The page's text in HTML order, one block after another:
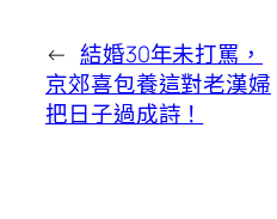
← 結婚30年未打罵，
京郊喜包養這對老漢婦
把日子過成詩！